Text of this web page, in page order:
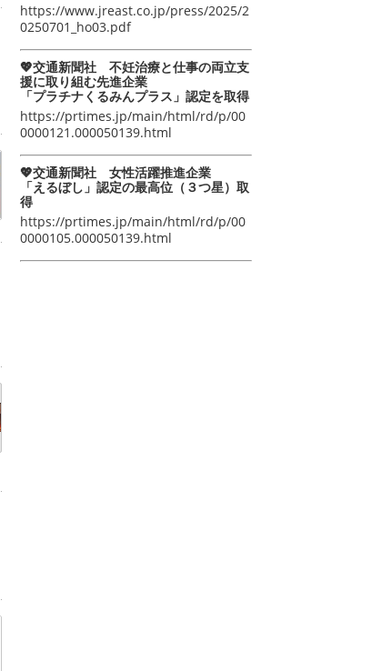
https://www.jreast.co.jp/press/2025/2
0250701_ho03.pdf
💖交通新聞社 不妊治療と仕事の両立支
援に取り組む先進企業
「プラチナくるみんプラス」認定を取得
https://prtimes.jp/main/html/rd/p/00
0000121.000050139.html
💖交通新聞社 女性活躍推進企業
「えるぼし」認定の最高位（３つ星）取
得
https://prtimes.jp/main/html/rd/p/00
0000105.000050139.html